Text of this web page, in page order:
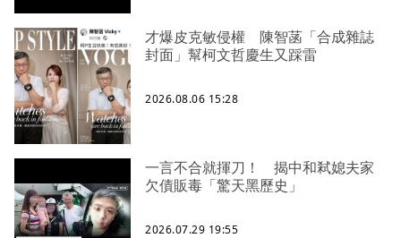
才爆皮克敏侵權 陳智菡「合成雜誌
封面」幫柯文哲慶生又踩雷
2026.08.06 15:28
一言不合就揮刀！ 揭中和弒媳夫家
欠債販毒「驚天黑歷史」
2026.07.29 19:55